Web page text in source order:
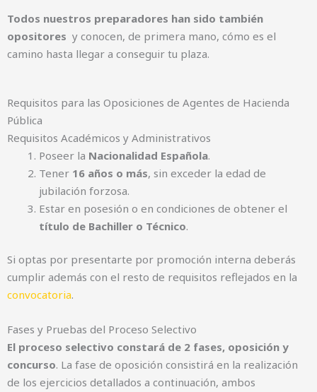
os
temas
son
Todos nuestros preparadores han sido también
opositores y conocen, de primera mano, cómo es el
camino hasta llegar a conseguir tu plaza.
Requisitos para las Oposiciones de Agentes de Hacienda
Pública
Requisitos Académicos y Administrativos
Poseer la Nacionalidad Española.
Tener 16 años o más, sin exceder la edad de
jubilación forzosa.
Estar en posesión o en condiciones de obtener el
título de Bachiller o Técnico.
Si optas por presentarte por promoción interna deberás
cumplir además con el resto de requisitos reflejados en la
convocatoria.
Fases y Pruebas del Proceso Selectivo
El proceso selectivo constará de 2 fases, oposición y
concurso. La fase de oposición consistirá en la realización
de los ejercicios detallados a continuación, ambos